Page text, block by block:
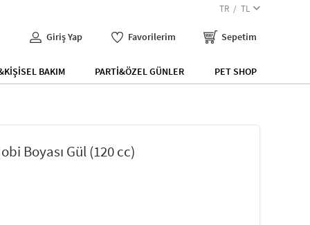
TR TL
Giriş Yap Favorilerim Sepetim
BAKIM PARTİ&ÖZEL GÜNLER PET SHOP
Boyası Gül (120 cc)